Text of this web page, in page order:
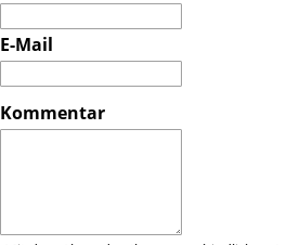
E-Mail
Telefon
Kommentar